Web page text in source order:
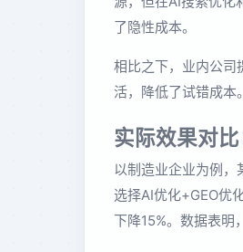
了隐性成本。
相比之下，业内公司
活，降低了试错成本
实际效果对
以制造业企业为例，
选择AI优化+GEO优
下降15%。数据表明